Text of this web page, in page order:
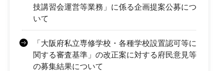
技講習会運営等業務」に係る企画提案公募につ
いて
「大阪府私立専修学校・各種学校設置認可等に
関する審査基準」の改正案に対する府民意見等
の募集結果について